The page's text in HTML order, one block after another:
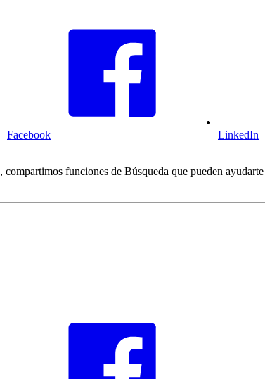
Facebook LinkedIn
funciones de Búsqueda que pueden